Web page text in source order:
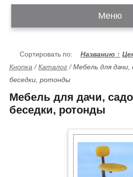
Меню
Сортировать по: Названию ↑
Кнопка /Каталог /Мебель для дачи,
беседки, ротонды
Мебель для дачи,
беседки, ротонды